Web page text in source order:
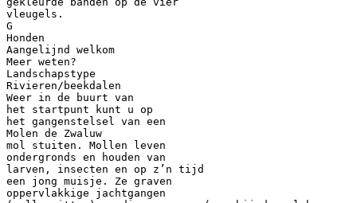
vleugels.
G
Honden
Aangelijnd welkom
Meer weten?
Landschapstype
Rivieren/beekdalen
Weer in de buurt van
het startpunt kunt u op
het gangenstelsel van een
Molen de Zwaluw
mol stuiten. Mollen leven
ondergronds en houden van
larven, insecten en op z’n tijd
een jong muisje. Ze graven
oppervlakkige jachtgangen